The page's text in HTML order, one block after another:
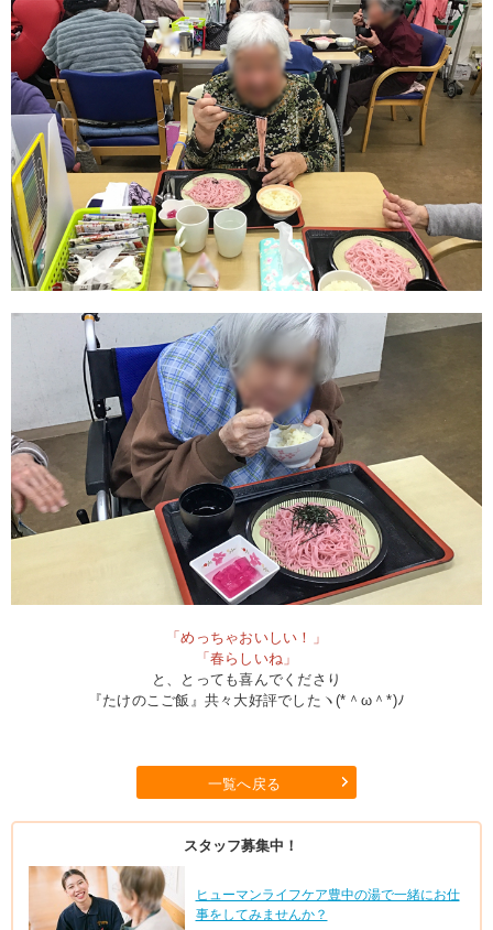
「めっちゃおいしい！」
「春らしいね」
と、とっても喜んでくださり
『たけのこご飯』共々大好評でしたヽ(*＾ω＾*)ﾉ
一覧へ戻る
スタッフ募集中！
ヒューマンライフケア豊中の湯で一緒にお仕
事をしてみませんか？